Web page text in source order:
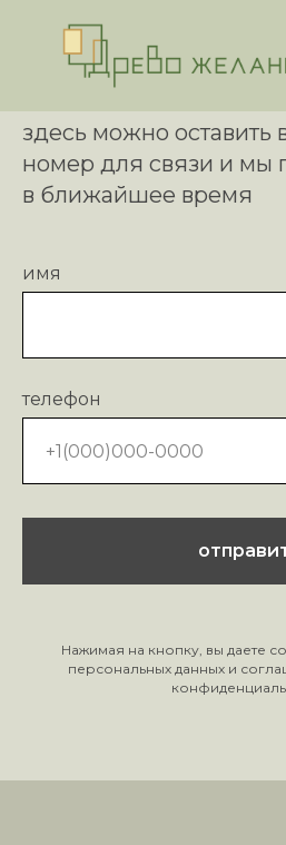
здесь можно оставить
номер для связи и мы
в ближайшее время
имя
телефон
Нажимая на кнопку, вы даете
персональных данных и